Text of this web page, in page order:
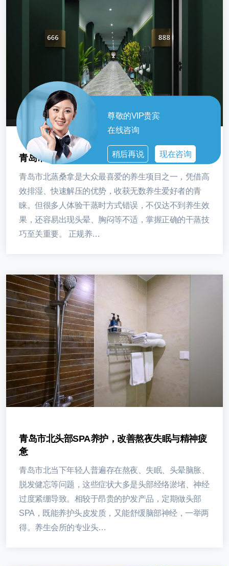
尊敬的VIP贵宾
在线咨询
稍后再说 现在咨询
青岛市北汗蒸桑拿小知识，正确养生事半功倍
青岛市北蒸桑拿是大众最喜爱的养生项目之一，凭借高
效排湿、快速解压的优势，收获无数养生爱好者的青
睐。但很多人体验干蒸时方式错误，不仅达不到养生效
果，还容易出现头晕、胸闷等不适，掌握正确的干蒸技
巧至关重要。 正规养…
青岛市北头部SPA养护，改善熬夜失眠与精神疲
惫
青岛市北当下年轻人普遍存在熬夜、失眠、头晕脑胀、
脱发健忘等问题，这些症状大多是头部经络淤堵、神经
过度紧绷导致。相较于昂贵的护发产品，定期做头部
SPA，既能养护头皮发质，又能舒缓脑部神经，一举两
得。养生会所的专业头…